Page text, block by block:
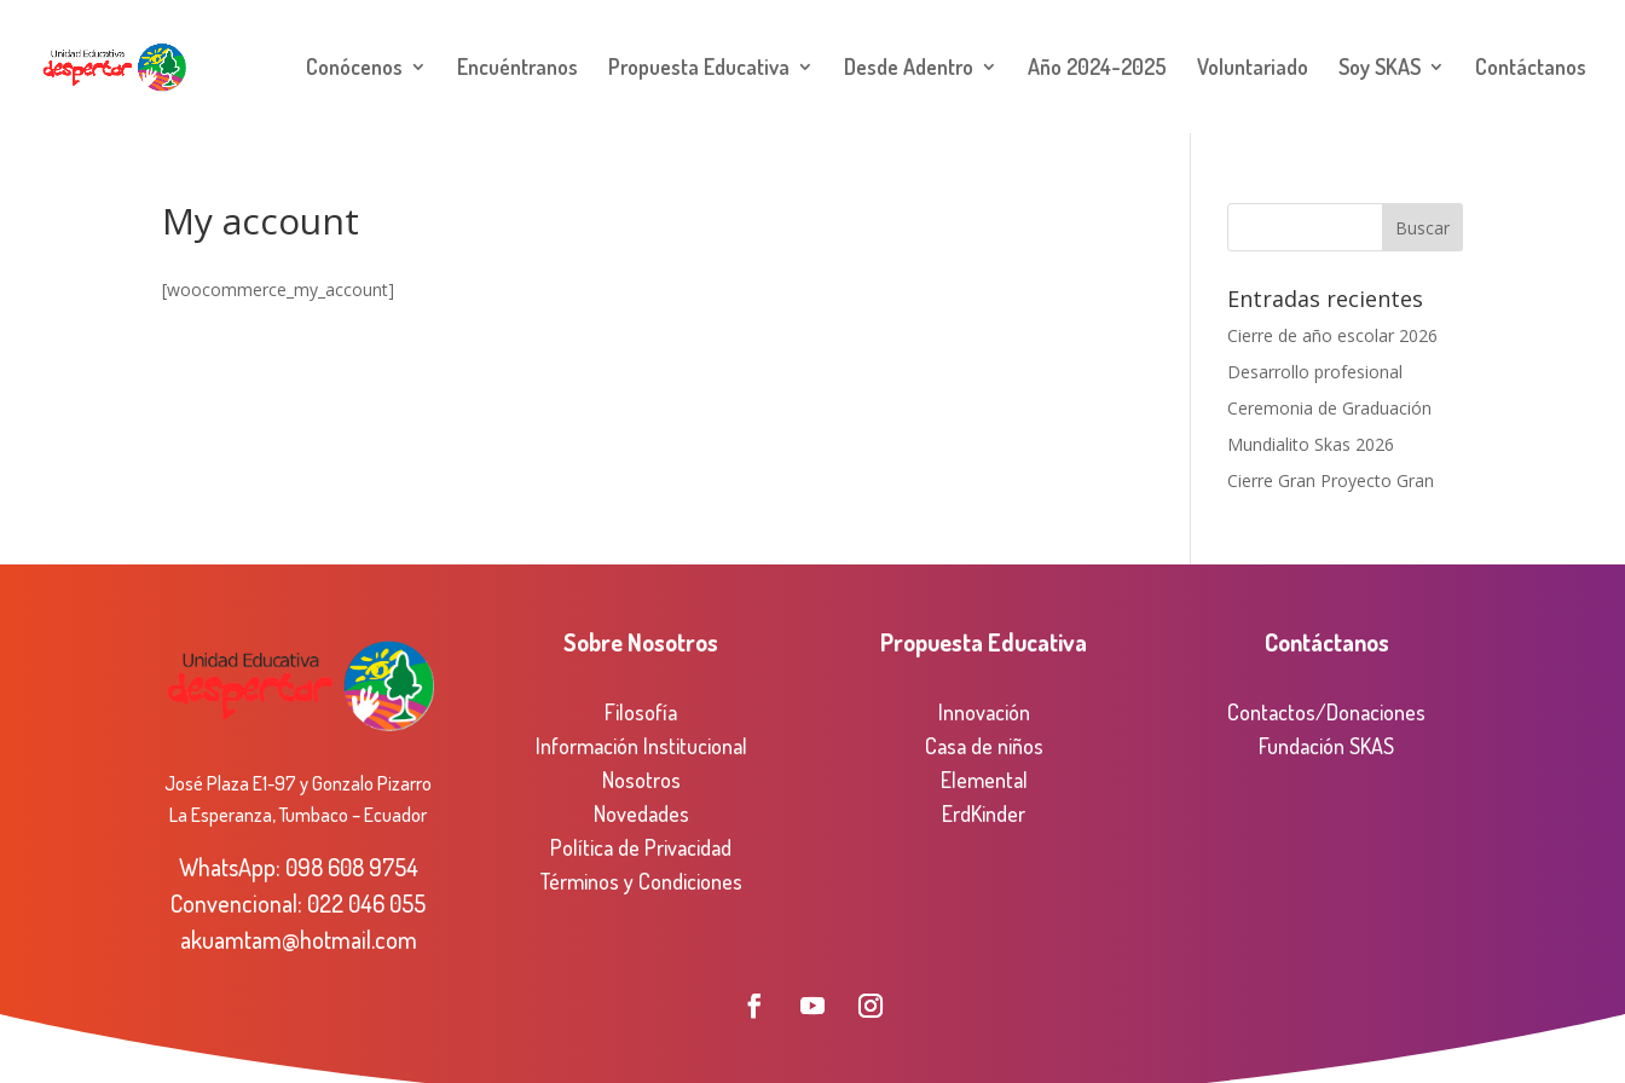
Conócenos Encuéntranos Propuesta Educativa Desde Adentro Año 2024-2025 Voluntariado Soy SKAS Contáctanos
My account
[woocommerce_my_account] Entradas recientes
Cierre de año escolar 2026
Desarrollo profesional
Ceremonia de Graduación
Mundialito Skas 2026
Cierre Gran Proyecto Gran
José Plaza E1-97 y Gonzalo Pizarro
La Esperanza, Tumbaco – Ecuador
WhatsApp: 098 608 9754
Convencional: 022 046 055
akuamtam@hotmail.com
Sobre Nosotros
Filosofía
Información Institucional
Nosotros
Novedades
Política de Privacidad
Términos y Condiciones
Propuesta Educativa
Innovación
Casa de niños
Elemental
ErdKinder
Contáctanos
Contactos/Donaciones
Fundación SKAS